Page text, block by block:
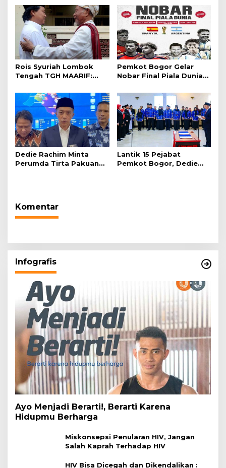
Rois Syuriah Lombok
Tengah TGH MAARIF:
Abad Kedua NU”
Pemkot Bogor Gelar
Nobar Final Piala Dunia
Dedie Rachim Minta
Perumda Tirta Pakuan
Lantik 15 Pejabat
Pemkot Bogor, Dedie
Komentar
Infografis
Ayo Menjadi Berarti!, Berarti Karena
Hidupmu Berharga
Miskonsepsi Penularan HIV, Jangan
Salah Kaprah Terhadap HIV
HIV Bisa Dicegah dan Dikendalikan :